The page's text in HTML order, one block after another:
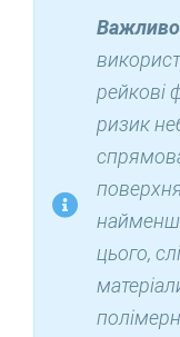
рейкові
ризик
цього,